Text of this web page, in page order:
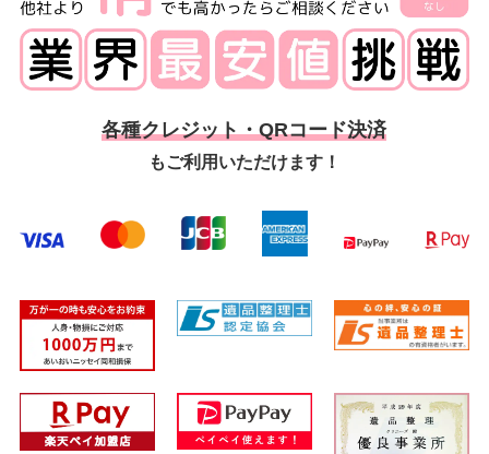
各種クレジット・QRコード決済
もご利用いただけます！